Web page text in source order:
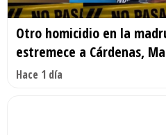
Otro homicidio en la
estremece a Cárdenas,
Hace 1 día